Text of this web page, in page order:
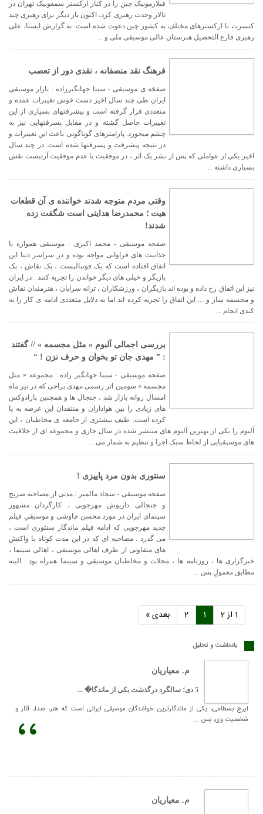
فیلارمونیک چین را در کنار ارکستر سمفونیک تهران در
تالار وحدت رهبری کرد، اکنون بار دیگر برای رهبری چند
کنسرت با ارکسترهای مختلف به کشور چین دعوت شده است. به گزارش ایسنا، علی
رهبری فارغ التحصیل هنرستان عالی موسیقی ملی و ...
فرهنگ نقد منصفانه ، نقدی دور از تعصب
صفخه ی موسیقی - سینا جهانگیرزاده : بازار موسیقی
ایران طی چند سال اخیر دست خوش تغییرات عمده و
متعددی قرار گرفته است و پیشرفتهای بسیاری از این
تغییرات حاصل گشته و در مقابل پسرفتهایی نیز به
چشم میخورد. پارامترهای گوناگونی باعث این تغییرات و
در نتیجه پیشرفت و پسرفتها شده است. در چند سال
اخیر یکی از عواملی که پس از نشر یک اثر ، در موفقیت یا عدم موفقیت آرتیست نقش
بسیاری داشته ...
وقتی مردم متوجه شدند خواننده ی آن قطعات
هیت ؛ محمدرضا هدایتی است شگفت زده
شدند!
صفحه موسیقی - محمد اکبری : موسیقی همواره با
جذابیت های فراوانی مواجه بوده و در سراسر دنیا این
اتفاق افتاده است که یک فوتبالیست ، یک نقاش ، یک
بازیگر و خیلی های دیگر خواندن را تجربه کنند . در ایران
نیز این اتفاق رخ داده و بوده اند بازیگران ، ورزشکاران ، ترانه سرایان ، هنرمندان نقاش
و مجسمه ساز و ... این اتفاق را تجربه کرده اند اما به دلایل متعددی ادامه ی کار را به
کندی انجام ...
بررسی اجمالی آلبوم « مثل مجسمه » // گفتند
: ” مهدی جان تو بخوان و حرف نزن ! “
صفحه موسیقی - سینا جهانگیر زاده : مجموعه « مثل
مجسمه » سومین اثر رسمی مهدی یراحی که در تیر ماه
امسال روانه بازار شد ، جنجال ها و همچنین پارادوکس
های زیادی را بین هواداران و منتقدان این عرصه به پا
کرده است. طیف بیشتری از جامعه ی مخاطبان ، این
آلبوم را یکی از بهترین آلبوم های منتشر شده در سال جاری و مجموعه ای از خلاقیت
های موسیقیایی از لحاظ سبک اجرا و تنظیم به شمار می ...
سنتوری بدون مرد پاییزی !
صفحه موسیقی - سجاد مالمیر : مدتی از مصاحبه صریح
و جنجالی داریوش مهرجویی ، کارگردان مشهور
سینمای ایران در مورد محسن چاوشی و موسیقیِ فیلم
جدید مهرجویی که ادامه فیلم ماندگار سنتوری است ،
می گذرد . مصاحبه ای که در این مدت کوتاه با واکنش
های متفاوتی از طرف اهالی موسیقی ، اهالی سینما ،
خبرگزاری ها ، روزنامه ها ، مجلات و مخاطبان موسیقی و سینما همراه بود . البته
مطابق معمولِ پس ...
1 از 2 1
2 بعدی »
یادداشت و تحلیل
م. معیاریان
5 دی؛ سالگرد درگذشت یکی از ماندگا� ...
ایرج بسطامی، یکی از ماندگارترین خوانندگان موسیقی ایرانی است که هنر، صدا، آثار و
شخصیت وی، پس ...
،،
م. معیاریان